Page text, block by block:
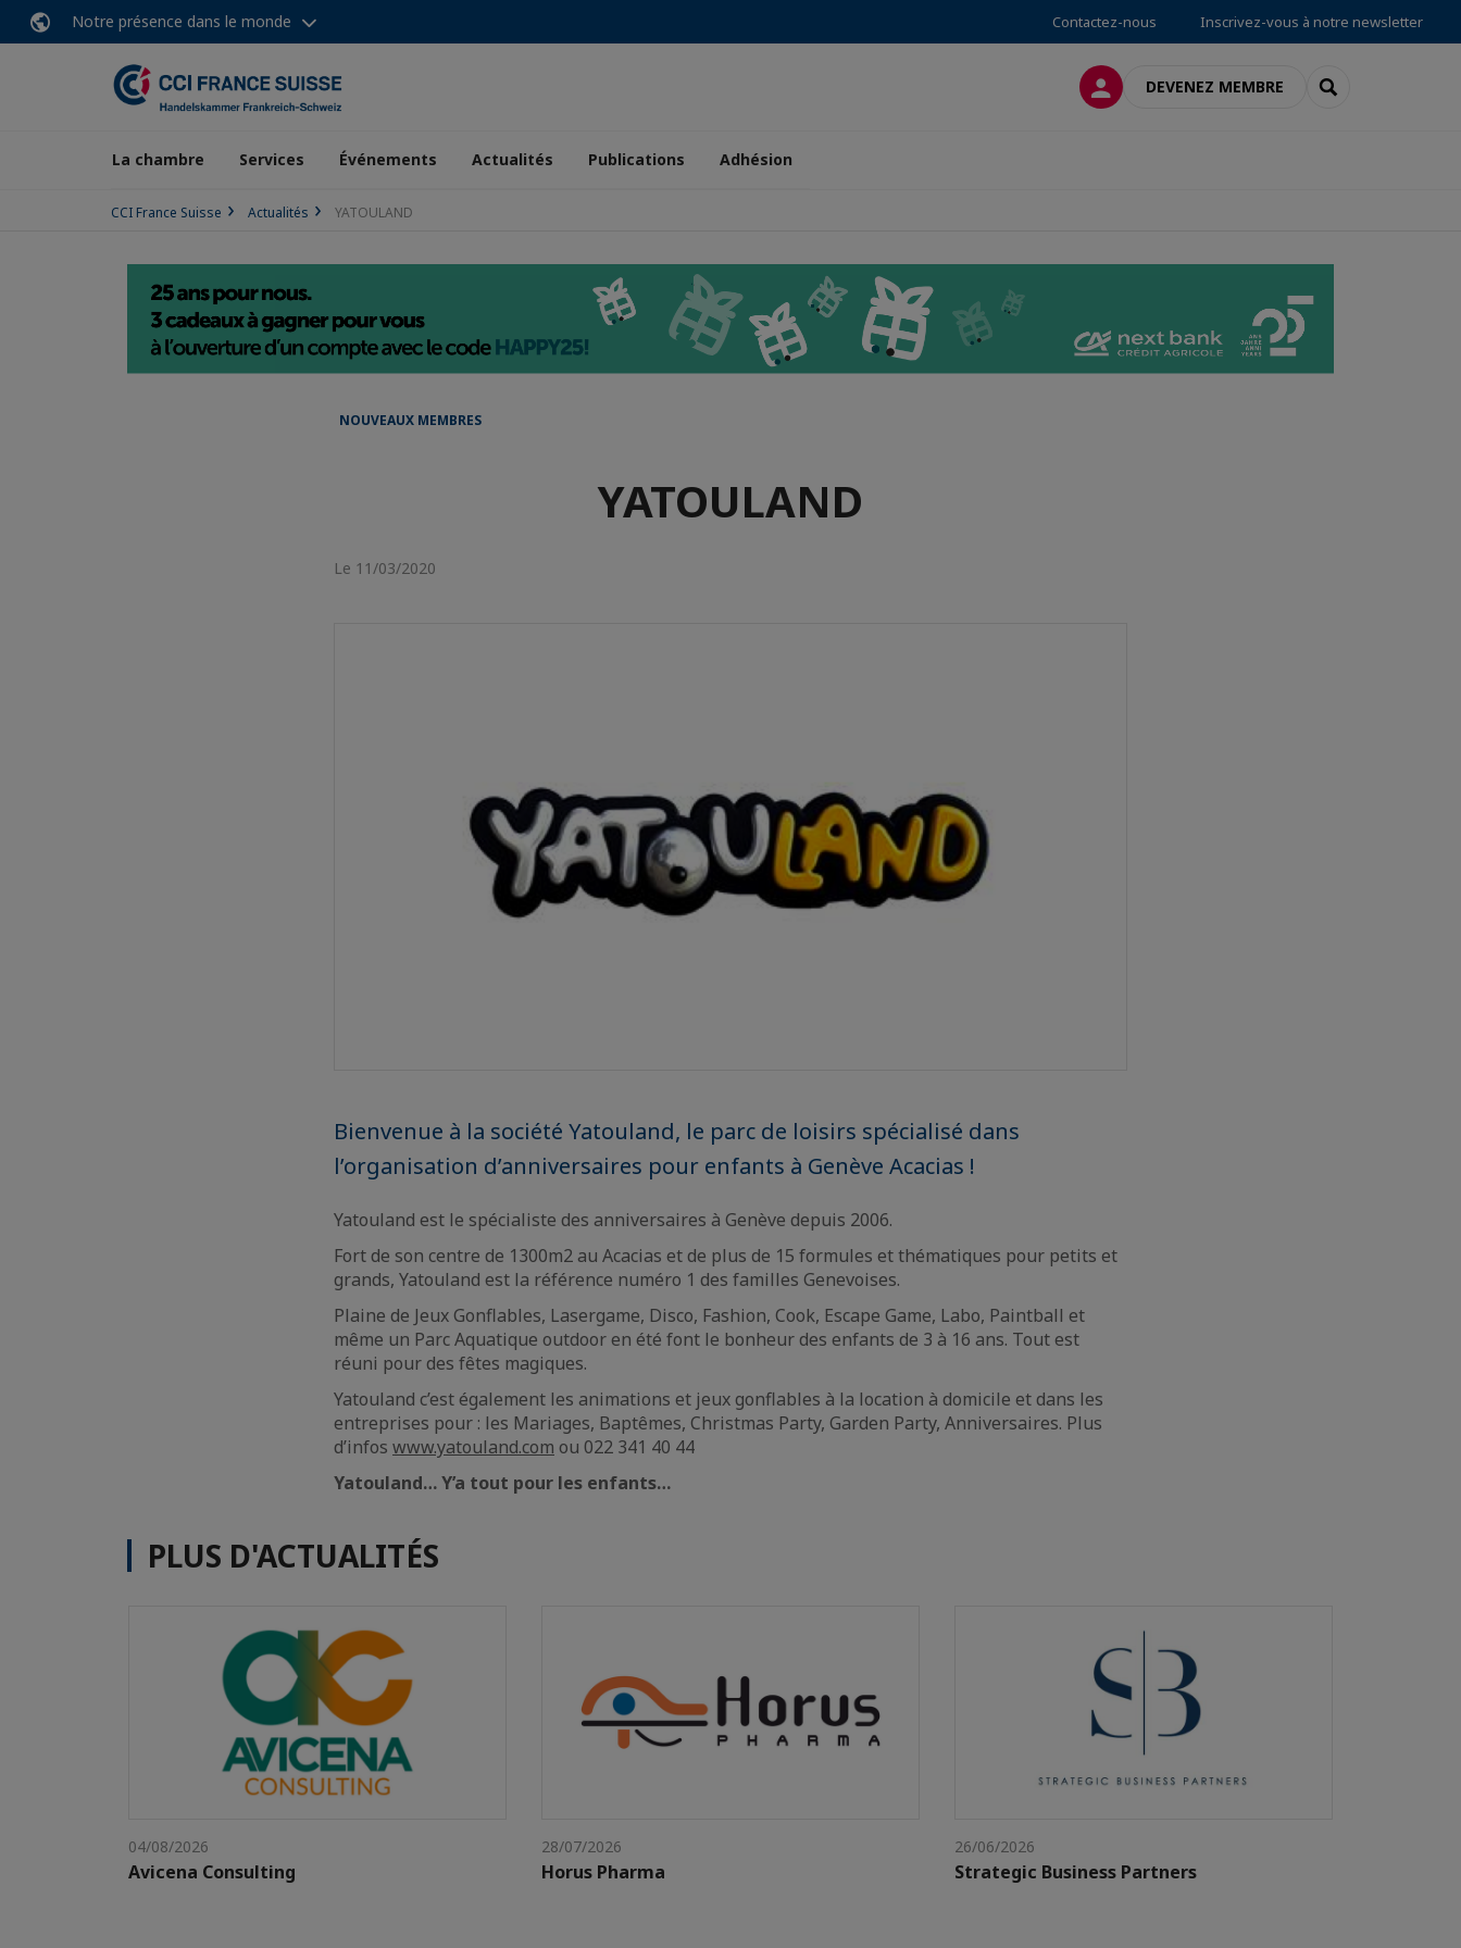
Notre présence dans le monde Contactez-nous Inscrivez-vous à notre newsletter
CONNEXIONDEVENEZ MEMBRE RECHERCHER
La chambre Services Événements Actualités Publications Adhésion
CCI France Suisse Actualités YATOULAND
NOUVEAUX MEMBRES
YATOULAND
Le 11/03/2020
Bienvenue à la société Yatouland, le parc de loisirs spécialisé dans
l’organisation d’anniversaires pour enfants à Genève Acacias !
Yatouland est le spécialiste des anniversaires à Genève depuis 2006.
Fort de son centre de 1300m2 au Acacias et de plus de 15 formules et thématiques pour petits et
grands, Yatouland est la référence numéro 1 des familles Genevoises.
Plaine de Jeux Gonflables, Lasergame, Disco, Fashion, Cook, Escape Game, Labo, Paintball et
même un Parc Aquatique outdoor en été font le bonheur des enfants de 3 à 16 ans. Tout est
réuni pour des fêtes magiques.
Yatouland c’est également les animations et jeux gonflables à la location à domicile et dans les
entreprises pour : les Mariages, Baptêmes, Christmas Party, Garden Party, Anniversaires. Plus
d’infos www.yatouland.com ou 022 341 40 44
Yatouland… Y’a tout pour les enfants…
PLUS D'ACTUALITÉS
04/08/2026
Avicena Consulting
28/07/2026
Horus Pharma
26/06/2026
Strategic Business Partners